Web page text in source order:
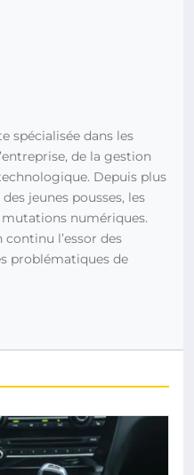
spécialisée dans les
de la gestion
Depuis plus
jeunes pousses, les
numériques.
l’essor des
problématiques de